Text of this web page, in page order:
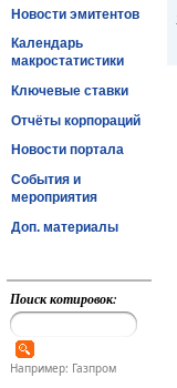
Новости эмитентов
Календарь
макростатистики
Ключевые ставки
Отчёты корпораций
Новости портала
События и
мероприятия
Доп. материалы
Поиск котировок:
Например: Газпром